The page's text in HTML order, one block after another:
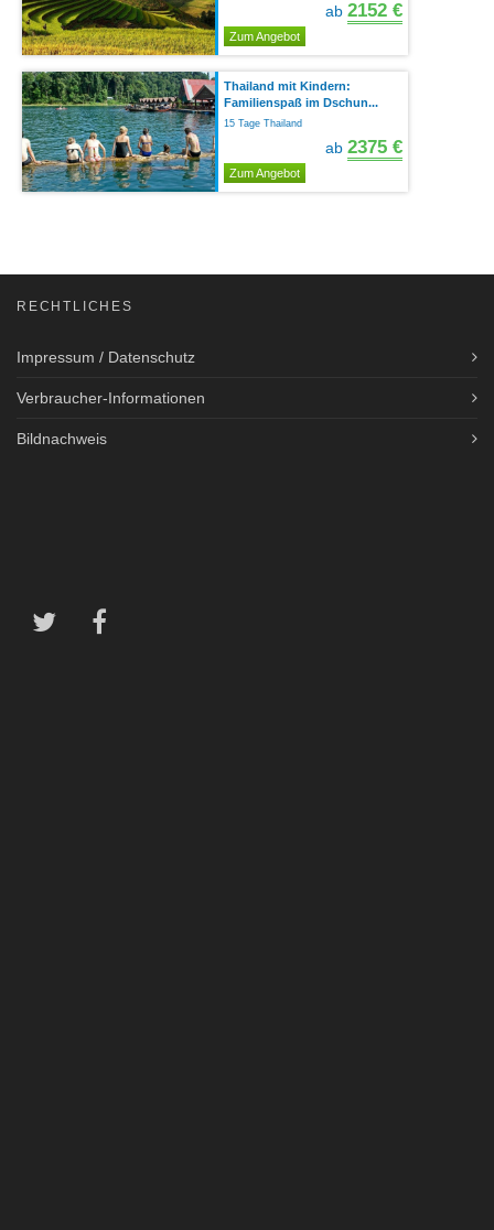
ab 2152 €
Zum Angebot
Thailand mit Kindern:
Familienspaß im Dschun...
15 Tage Thailand
ab 2375 €
Zum Angebot
RECHTLICHES
Impressum / Datenschutz
Verbraucher-Informationen
Bildnachweis